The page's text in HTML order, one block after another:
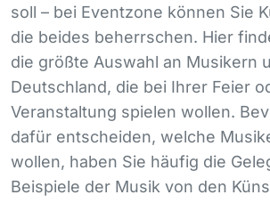
soll – bei Eventzone können Sie
die beides beherrschen. Hier
die größte Auswahl an Musikern
Deutschland, die bei Ihrer Feier
Veranstaltung spielen wollen.
dafür entscheiden, welche
wollen, haben Sie häufig die
Beispiele der Musik von den